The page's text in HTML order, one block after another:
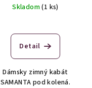
Skladom(1 ks)
Detail
Dámsky zimný kabát
SAMANTA pod kolená.